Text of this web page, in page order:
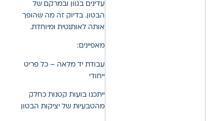
עדינים בגוון ובמרקם של
הבטון. בדיוק זה מה שהופך
אותה לאותנטית ומיוחדת.
מאפיינים:
עבודת יד מלאה – כל פריט
ייחודי
ייתכנו בועות קטנות כחלק
מהטבעיות של יציקות הבטון